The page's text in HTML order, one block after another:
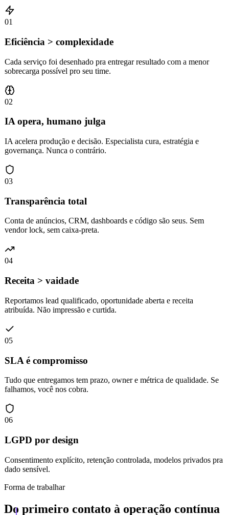
01
01
Eficiência > complexidade
Cada serviço foi desenhado pra entregar resultado com a menor
sobrecarga possível pro seu time.
02
02
IA opera, humano julga
IA acelera produção e decisão. Especialista cura, estratégia e
governança. Nunca o contrário.
03
03
Transparência total
Conta de anúncios, CRM, dashboards e código são seus. Sem
vendor lock, sem caixa-preta.
04
04
Receita > vaidade
Reportamos lead qualificado, oportunidade aberta e receita
atribuída. Não impressão e curtida.
05
05
SLA é compromisso
Tudo que entregamos tem prazo, owner e métrica de qualidade. Se
falhamos, você nos cobra.
06
06
LGPD por design
Consentimento explícito, retenção controlada, modelos privados pra
dado sensível.
Forma de trabalhar
Do primeiro contato à operação contínua